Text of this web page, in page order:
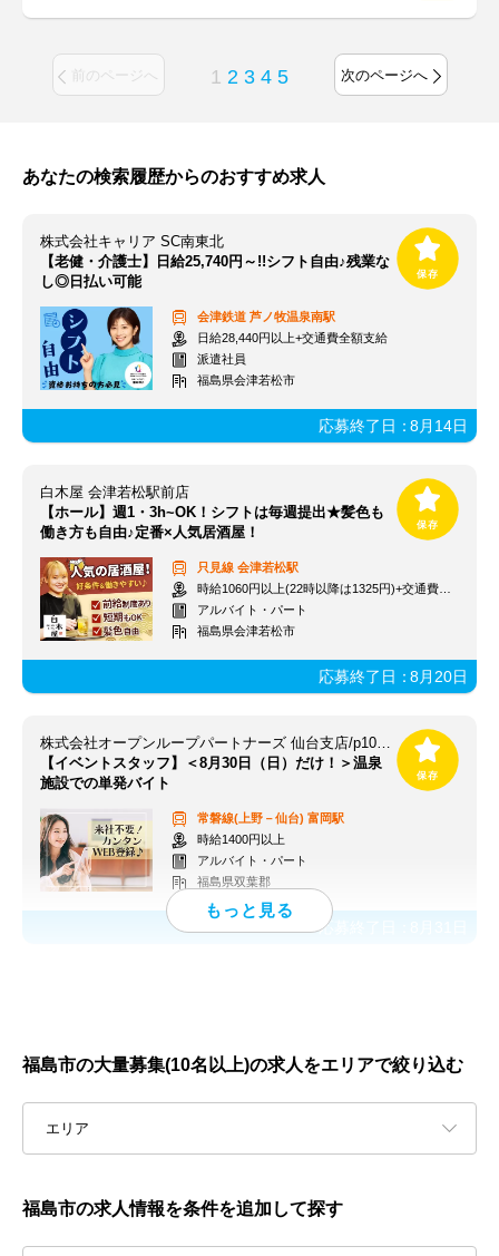
前のページへ 1 2 3 4 5 次のページへ
あなたの検索履歴からのおすすめ求人
株式会社キャリア SC南東北
【老健・介護士】日給25,740円～!!シフト自由♪残業な
し◎日払い可能
会津鉄道 芦ノ牧温泉南駅
日給28,440円以上+交通費全額支給
派遣社員
福島県会津若松市
応募終了日：8月14日
白木屋 会津若松駅前店
【ホール】週1・3h~OK！シフトは毎週提出★髪色も
働き方も自由♪定番×人気居酒屋！
只見線 会津若松駅
時給1060円以上(22時以降は1325円)+交通費規定内支給
アルバイト・パート
福島県会津若松市
応募終了日：8月20日
株式会社オープンループパートナーズ 仙台支店/p10260707101
【イベントスタッフ】＜8月30日（日）だけ！＞温泉
施設での単発バイト
常磐線(上野－仙台) 富岡駅
時給1400円以上
アルバイト・パート
福島県双葉郡
応募終了日：
福島市の大量募集(10名以上)の求人をエリアで絞り込む
エリア
福島市の求人情報を条件を追加して探す